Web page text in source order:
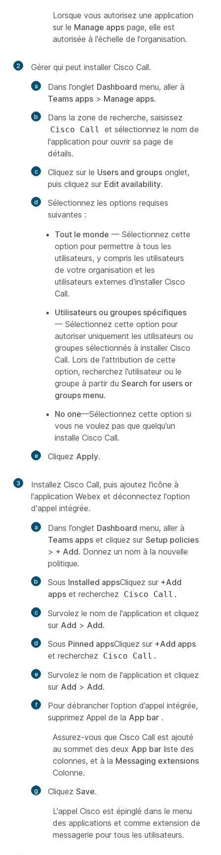
Lorsque vous autorisez une application
sur le Manage apps page, elle est
autorisée à l'échelle de l'organisation.
2
Gérer qui peut installer Cisco Call.
Dans l’onglet Dashboard menu, aller à
Teams apps > Manage apps.
Dans la zone de recherche, saisissez
Cisco Call
et sélectionnez le nom de
l'application pour ouvrir sa page de
détails.
Cliquez sur le Users and groups onglet,
puis cliquez sur Edit availability.
Sélectionnez les options requises
suivantes :
Tout le monde — Sélectionnez cette
option pour permettre à tous les
utilisateurs, y compris les utilisateurs
de votre organisation et les
utilisateurs externes d'installer Cisco
Call.
Utilisateurs ou groupes spécifiques
— Sélectionnez cette option pour
autoriser uniquement les utilisateurs ou
groupes sélectionnés à installer Cisco
Call. Lors de l'attribution de cette
option, recherchez l'utilisateur ou le
groupe à partir du Search for users or
groups menu.
No one—Sélectionnez cette option si
vous ne voulez pas que quelqu'un
installe Cisco Call.
Cliquez Apply.
3
Installez Cisco Call, puis ajoutez l'icône à
l'application Webex et déconnectez l'option
d'appel intégrée.
Dans l’onglet Dashboard menu, aller à
Teams apps et cliquez sur Setup policies
> + Add. Donnez un nom à la nouvelle
politique.
Sous Installed appsCliquez sur +Add
apps et recherchez Cisco Call.
Survolez le nom de l'application et cliquez
sur Add > Add.
Sous Pinned appsCliquez sur +Add apps
et recherchez
Cisco Call.
Survolez le nom de l'application et cliquez
sur Add > Add.
Pour débrancher l’option d’appel intégrée,
supprimez Appel de la App bar .
Assurez-vous que Cisco Call est ajouté
au sommet des deux App bar liste des
colonnes, et à la Messaging extensions
Colonne.
Cliquez Save.
L'appel Cisco est épinglé dans le menu
des applications et comme extension de
messagerie pour tous les utilisateurs.